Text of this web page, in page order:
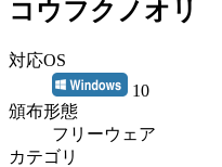
コウフクノオリ
対応OS
10
頒布形態
フリーウェア
カテゴリ